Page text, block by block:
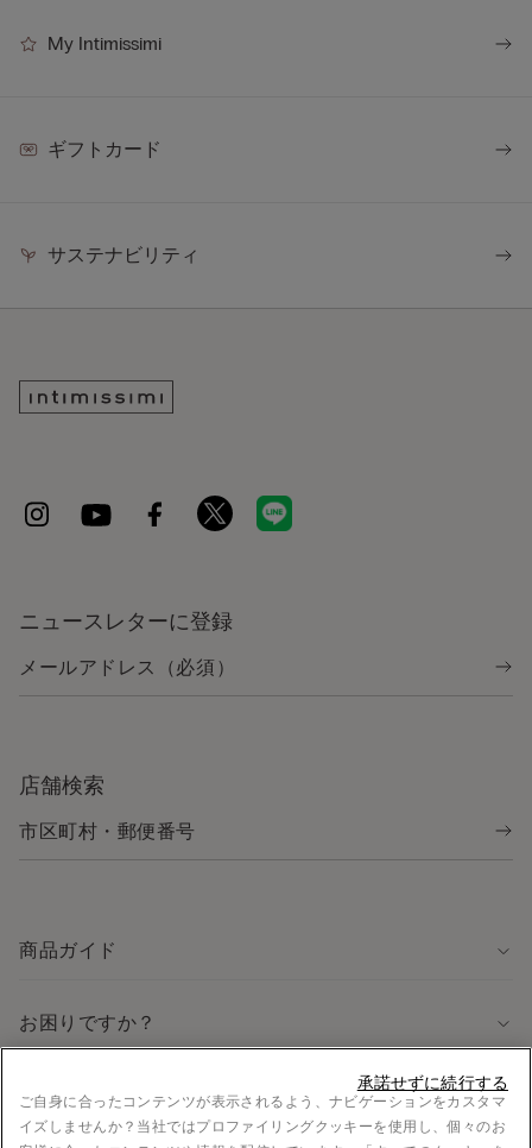
My Intimissimi
ギフトカード
サステナビリティ
ニュースレターに登録
店舗検索
商品ガイド
お困りですか？
法律に関する情報
採用情報
ご自身に合ったコンテンツが表示されるよう、ナビゲーションをカスタマ
イズしませんか？当社ではプロファイリングクッキーを使用し、個々のお
承諾せずに続行する